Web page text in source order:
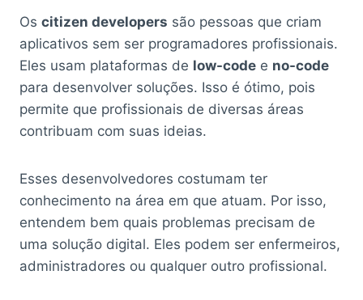
Os citizen developers são pessoas que criam
aplicativos sem ser programadores profissionais.
Eles usam plataformas de low-code e no-code
para desenvolver soluções. Isso é ótimo, pois
permite que profissionais de diversas áreas
contribuam com suas ideias.
Esses desenvolvedores costumam ter
conhecimento na área em que atuam. Por isso,
entendem bem quais problemas precisam de
uma solução digital. Eles podem ser enfermeiros,
administradores ou qualquer outro profissional.